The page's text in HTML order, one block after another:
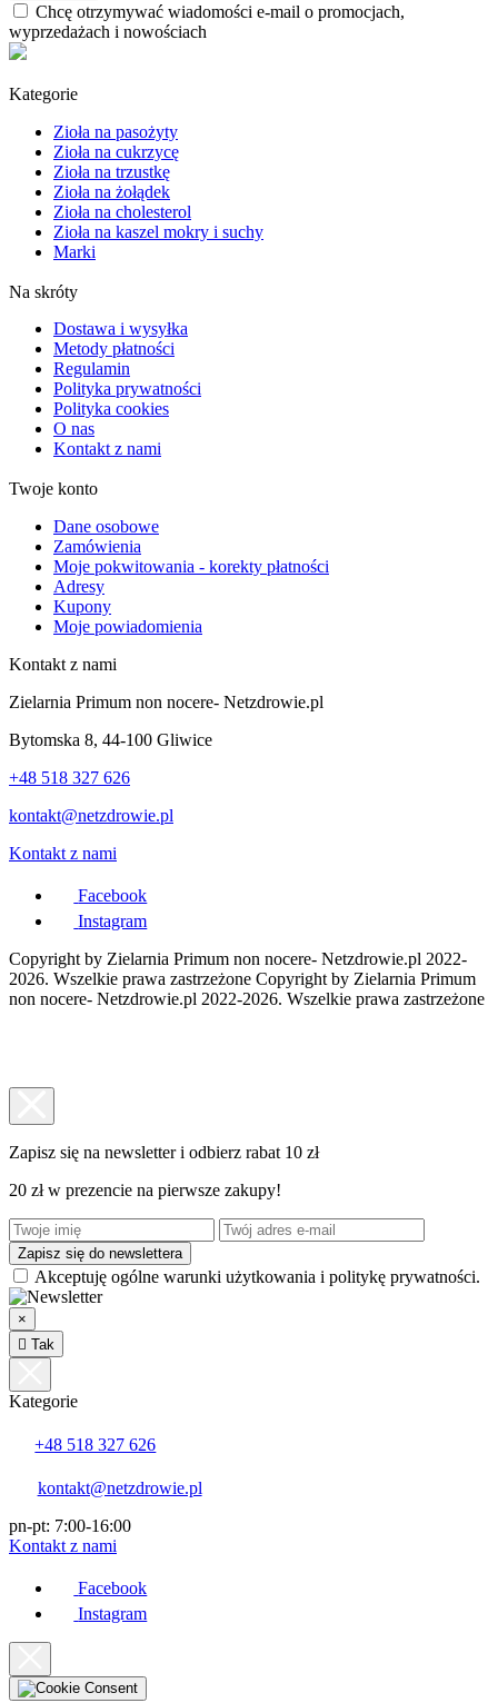
Chcę otrzymywać wiadomości e-mail o promocjach,
wyprzedażach i nowościach
Kategorie
Zioła na pasożyty
Zioła na cukrzycę
Zioła na trzustkę
Zioła na żołądek
Zioła na cholesterol
Zioła na kaszel mokry i suchy
Marki
Na skróty
Dostawa i wysyłka
Metody płatności
Regulamin
Polityka prywatności
Polityka cookies
O nas
Kontakt z nami
Twoje konto
Dane osobowe
Zamówienia
Moje pokwitowania - korekty płatności
Adresy
Kupony
Moje powiadomienia
Kontakt z nami
Zielarnia Primum non nocere- Netzdrowie.pl
Bytomska 8, 44-100 Gliwice
+48 518 327 626
kontakt@netzdrowie.pl
Kontakt z nami
Facebook
Instagram
Copyright by Zielarnia Primum non nocere- Netzdrowie.pl 2022-
2026. Wszelkie prawa zastrzeżone Copyright by Zielarnia Primum
non nocere- Netzdrowie.pl 2022-2026. Wszelkie prawa zastrzeżone
Zapisz się na newsletter i odbierz rabat 10 zł
20 zł w prezencie na pierwsze zakupy!
Akceptuję ogólne warunki użytkowania i politykę prywatności.
×
 Tak
Kategorie
+48 518 327 626
kontakt@netzdrowie.pl
pn-pt: 7:00-16:00
Kontakt z nami
Facebook
Instagram